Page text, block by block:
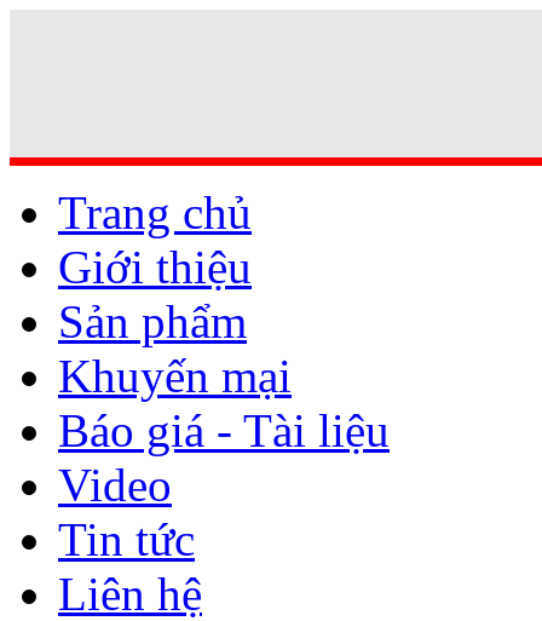
Trang chủ
Giới thiệu
Sản phẩm
Khuyến mại
Báo giá - Tài liệu
Video
Tin tức
Liên hệ